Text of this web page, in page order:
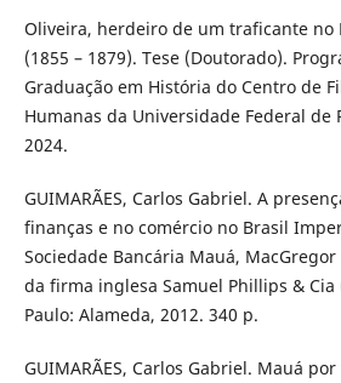
Oliveira, herdeiro de um traficante no
(1855 – 1879). Tese (Doutorado).
Graduação em História do Centro de
Humanas da Universidade Federal de
2024.
GUIMARÃES, Carlos Gabriel. A
finanças e no comércio no Brasil
Sociedade Bancária Mauá, MacGregor
da firma inglesa Samuel Phillips & Cia
Paulo: Alameda, 2012. 340 p.
GUIMARÃES, Carlos Gabriel. Mauá